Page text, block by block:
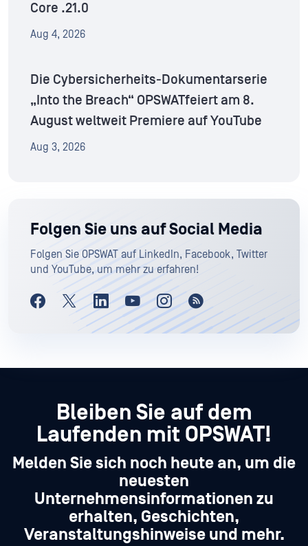
Core .21.0
Aug 4, 2026
Die Cybersicherheits-Dokumentarserie
„Into the Breach“ OPSWATfeiert am 8.
August weltweit Premiere auf YouTube
Aug 3, 2026
Folgen Sie uns auf Social Media
Folgen Sie OPSWAT auf LinkedIn, Facebook, Twitter
und YouTube, um mehr zu erfahren!
Bleiben Sie auf dem
Laufenden mit OPSWAT!
Melden Sie sich noch heute an, um die
neuesten
Unternehmensinformationen zu
erhalten, Geschichten,
Veranstaltungshinweise und mehr.